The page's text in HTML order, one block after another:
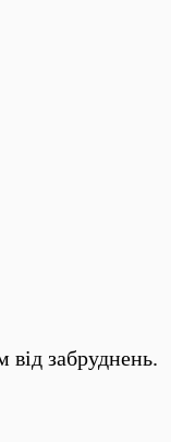
забруднень.